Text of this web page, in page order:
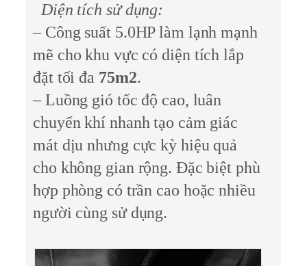
Diện tích sử dụng:
– Công suất 5.0HP làm lạnh mạnh
mẽ cho khu vực có diện tích lắp
đặt tối đa 75m2.
– Luồng gió tốc độ cao, luân
chuyển khí nhanh tạo cảm giác
mát dịu nhưng cực kỳ hiệu quả
cho không gian rộng. Đặc biệt phù
hợp phòng có trần cao hoặc nhiều
người cùng sử dụng.